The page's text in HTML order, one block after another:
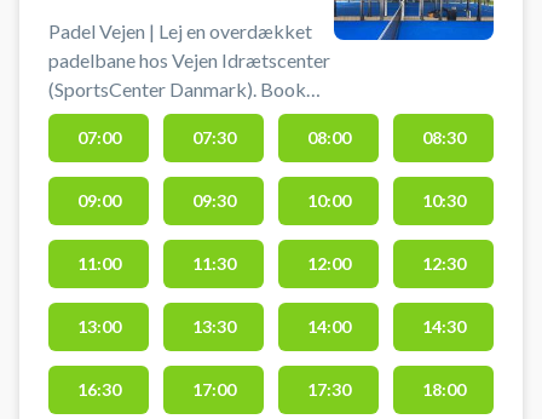
Padel Vejen | Lej en overdækket
padelbane hos Vejen Idrætscenter
(SportsCenter Danmark). Book
padelbane og spil padel i Vejen på
en udendørs overdækket
doublebane. Lej bat og køb bolde
i Sportsbooking / receptionen, der
ligger lige ved hovedindgangen.
#padelbane-vejen #padel-i-vejen
#book-padel-vejen #spil-padel-
vejen
07:00 07:30 08:00 08:30
09:00 09:30 10:00 10:30
11:00 11:30 12:00 12:30
13:00 13:30 14:00 14:30
16:30 17:00 17:30 18:00